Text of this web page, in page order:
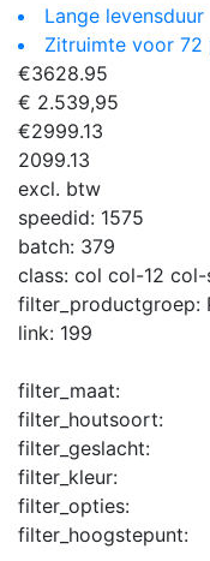
Lange levensduur
Zitruimte voor 72
€3628.95
€ 2.539,95
€2999.13
2099.13
excl. btw
speedid: 1575
batch: 379
class: col col-12
filter_productgroep:
link: 199
filter_maat:
filter_houtsoort:
filter_geslacht:
filter_kleur:
filter_opties:
filter_hoogstepunt: